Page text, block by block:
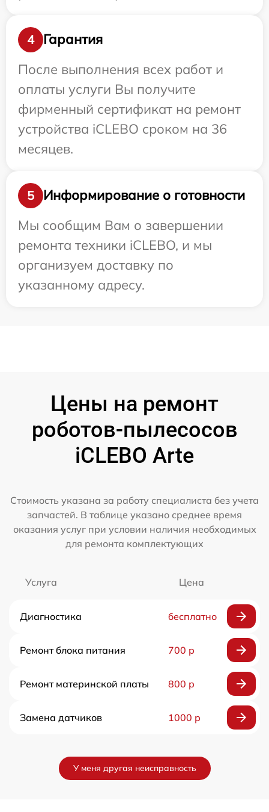
4
Гарантия
После выполнения всех работ и
оплаты услуги Вы получите
фирменный сертификат на ремонт
устройства iCLEBO сроком на 36
месяцев.
5
Информирование о готовности
Мы сообщим Вам о завершении
ремонта техники iCLEBO, и мы
организуем доставку по
указанному адресу.
Цены на ремонт
роботов-пылесосов
iCLEBO Arte
Стоимость указана за работу специалиста без учета
запчастей. В таблице указано среднее время
оказания услуг при условии наличия необходимых
для ремонта комплектующих
Услуга Цена
Диагностика бесплатно
Ремонт блока питания 700 р
Ремонт материнской платы 800 р
Замена датчиков 1000 р
У меня другая неисправность